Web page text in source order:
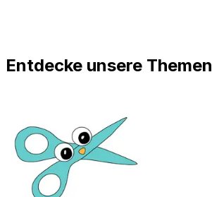
Entdecke unsere Themen